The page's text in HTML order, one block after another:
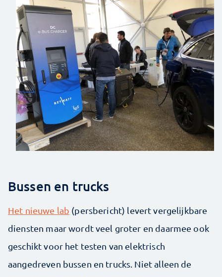
Bussen en trucks
Het nieuwe lab (persbericht) levert vergelijkbare
diensten maar wordt veel groter en daarmee ook
geschikt voor het testen van elektrisch
aangedreven bussen en trucks. Niet alleen de